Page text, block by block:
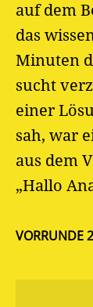
auf dem
das
Minuten
sucht
einer
sah, war
aus dem
„Hallo
VORRUNDE